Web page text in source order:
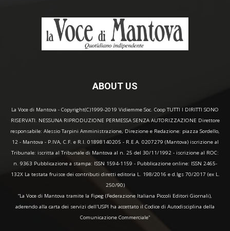
ABOUT US
La Voce di Mantova - Copyright(C)1999-2019 Vidiemme Soc. Coop TUTTI I DIRITTI SONO
RISERVATI. NESSUNA RIPRODUZIONE PERMESSA SENZA AUTORIZZAZIONE Direttore
responsabile: Alessio Tarpini Amministrazione, Direzione e Redazione: piazza Sordello,
12 - Mantova - P.IVA, C.F. e R.I. 01898140205 - R.E.A. 0207279 (Mantova) iscrizione al
Tribunale: iscritta al Tribunale di Mantova al n. 25 del 30/11/1992 - iscrizione al ROC:
n. 9363 Pubblicazione a stampa: ISSN 1594-1159 - Pubblicazione online: ISSN 2465-
132X La testata fruisce dei contributi diretti editoria L. 198/2016 e d.lgs 70/2017 (ex L.
250/90)
“La Voce di Mantova tramite la Fipeg (Federazione Italiana Piccoli Editori Giornali),
aderendo alla carta dei servizi dell'USPI ha accettato il Codice di Autodisciplina della
Comunicazione Commerciale"